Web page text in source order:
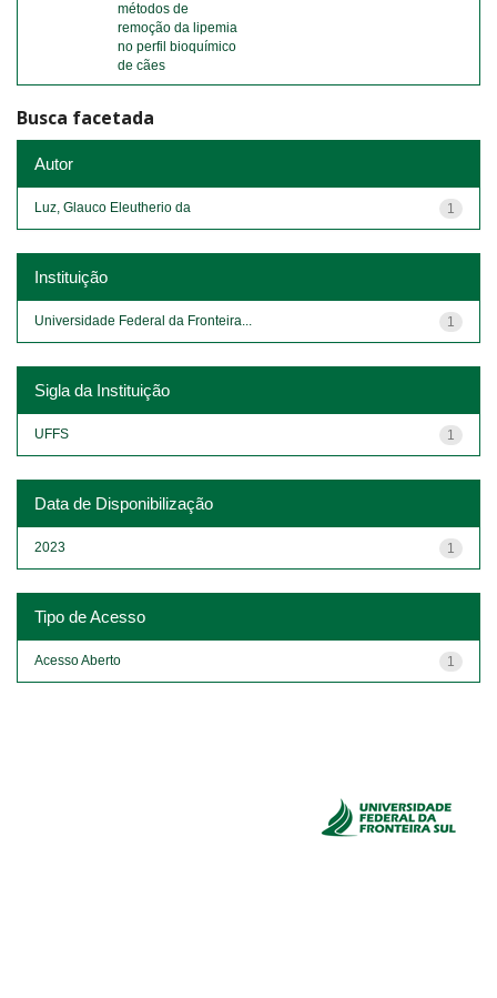
métodos de
remoção da lipemia
no perfil bioquímico
de cães
Busca facetada
Autor
1
Luz, Glauco Eleutherio da
Instituição
1
Universidade Federal da Fronteira...
Sigla da Instituição
1
UFFS
Data de Disponibilização
1
2023
Tipo de Acesso
1
Acesso Aberto